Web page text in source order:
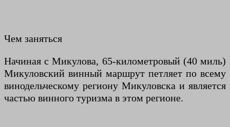
Чем заняться
Начиная с Микулова, 65-километровый (40 миль)
Микуловский винный маршрут петляет по всему
винодельческому региону Микуловска и является
частью винного туризма в этом регионе.